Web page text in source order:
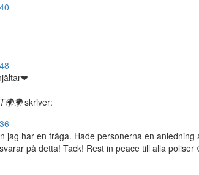
skriver:
jag har en fråga. Hade personerna en
på detta! Tack! Rest in peace till alla poliser